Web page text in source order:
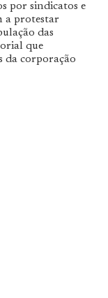
por sindicatos e
a protestar
das
que
da corporação